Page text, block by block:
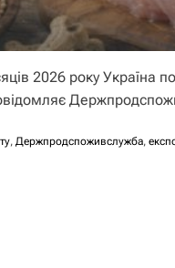
2026 року Україна
, Держпродспоживслужба,